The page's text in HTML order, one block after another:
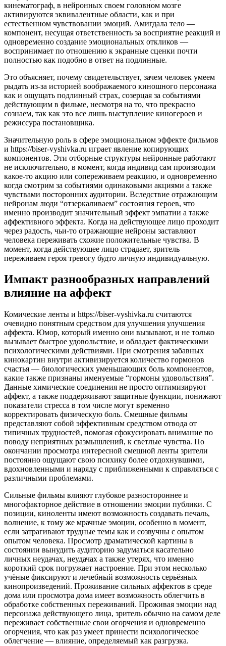
кинематограф, в нейронных своем головном мозге
активируются эквивалентные области, как и при
естественном чувствовании эмоций. Амигдала тело —
компонент, несущая ответственность за восприятие реакций и
одновременно создание эмоциональных откликов —
воспринимает по отношению к экранные сценки почти
полностью как подобно в ответ на подлинные.
Это объясняет, почему свидетельствует, зачем человек умеем
рыдать из-за историей воображаемого киношного персонажа
как и ощущать подлинный страх, созерцая за событиями
действующим в фильме, несмотря на то, что прекрасно
сознаем, так как это все лишь выступление киногероев и
режиссура постановщика.
Значительную роль в сфере эмоциональном эффекте фильмов
и https://biser-vyshivka.ru играет явление копирующих
компонентов. Эти отборные структуры нейронные работают
не исключительно, в момент, когда индивид сам производим
какое-то акцию или сопереживаем реакцию, и одновременно
когда смотрим за событиями одинаковыми акциями а также
чувствами посторонних аудитории. Вследствие отражающим
нейронам люди “отзеркаливаем” состояния героев, что
именно производит значительный эффект эмпатии а также
аффективного эффекта. Когда на действующее лицо проходит
через радость, чьи-то отражающие нейроны заставляют
человека переживать схожие положительные чувства. В
момент, когда действующее лицо страдает, зритель
переживаем героя тревогу будто личную индивидуальную.
Импакт разнообразных направлений
влияние на аффект
Комические ленты и https://biser-vyshivka.ru считаются
очевидно понятным средством для улучшения улучшения
аффекта. Юмор, который именно они вызывают, и не только
вызывает быстрое удовольствие, и обладает фактическими
психологическими действиями. При смотрения забавных
кинокартин внутри активизируется количество гормонов
счастья — биологических уменьшающих боль компонентов,
какие также признаны именуемые “гормоны удовольствия”.
Данные химические соединения не просто оптимизируют
аффект, а также поддерживают защитные функции, понижают
показатели стресса в том числе могут временно
корректировать физическую боль. Смешные фильмы
представляют собой эффективным средством отвода от
типичных трудностей, помогая сфокусировать внимание по
поводу неприятных размышлений, к светлые чувства. По
окончании просмотра интересной смешной ленты зрители
постоянно ощущают свою психику более отдохнувшими,
вдохновленными и наряду с приближенными к справляться с
различными проблемами.
Сильные фильмы влияют глубокое разностороннее и
многофакторное действие в отношении эмоции публики. С
позиции, киноленты имеют возможность создавать печаль,
волнение, к тому же мрачные эмоции, особенно в момент,
если затрагивают трудные темы как и созвучны с опытом
опытом человека. Просмотр драматической картины в
состоянии вынудить аудиторию задуматься касательно
личных неудачах, неудачах а также утерях, что именно
короткий срок погружает настроение. При этом несколько
учёные фиксируют и лечебный возможность серьёзных
кинопроизведений. Проживание сильных аффектов в среде
дома или просмотра дома имеет возможность облегчить в
обработке собственных переживаний. Проживая эмоции над
персонажа действующего лица, зритель обычно на самом деле
переживает собственные свои огорчения и одновременно
огорчения, что как раз умеет принести психологическое
облегчение — влияние, определяемый как разгрузка.